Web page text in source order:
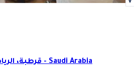
قرطبة، الرياض 13246 - 13246 - الرياض - Saudi Arabia